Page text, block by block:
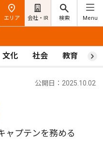
エリア 会社・IR 検索 Menu
文化 社会 教育 ス
公開日：2025.10.02
ャプテンを務める